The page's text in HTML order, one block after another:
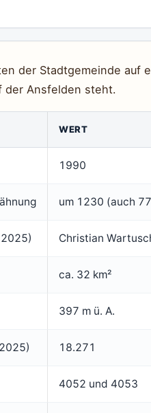
der Stadtgemeinde auf
der Ansfelden steht.
WERT
1990
um 1230 (auch
Christian
ca. 32 km²
397 m ü. A.
18.271
4052 und 4053